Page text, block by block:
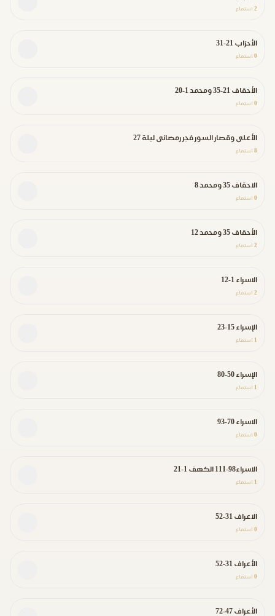
2 استماع
الأحزاب 21-31
0 استماع
الأحقاف 21-35 ومحمد 1-20
0 استماع
الأعلى وقصار السور فجر رمضانى ليلة 27
8 استماع
الاحقاف 35 ومحمد 8
0 استماع
الأحقاف 35 ومحمد 12
2 استماع
الاسراء 1-12
2 استماع
الإسراء 15-23
1 استماع
الإسراء 50-80
1 استماع
الاسراء 70-93
0 استماع
الاسراء98-111 الكهف 1-21
1 استماع
الاعراف 31-52
0 استماع
الأعراف 31-52
0 استماع
الأعراف 47-72